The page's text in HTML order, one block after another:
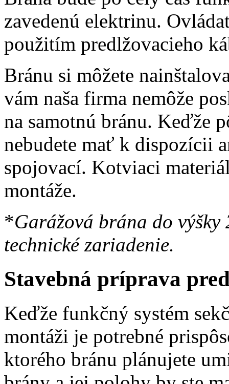
zavedenú elektrinu.
použitím predlžovacieho
Bránu si môžete
vám naša firma nemôže
na samotnú bránu. Keďže
nebudete mať k dispozícii
spojovací. Kotviaci
montáže.
*Garážová brána do
technické zariadenie.
Stavebná príprava
Keďže funkčný systém
montáži je potrebné
ktorého bránu plánujete